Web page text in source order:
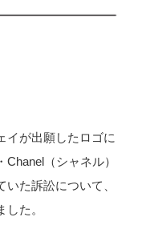
イが出願したロゴに
（シャネル）
た訴訟について、
た。